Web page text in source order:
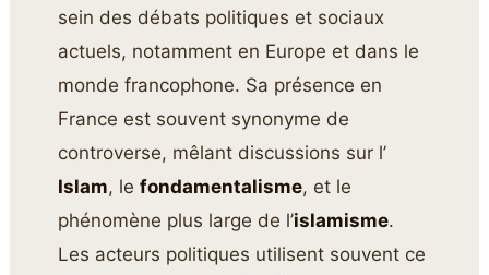
sein des débats politiques et sociaux
actuels, notamment en Europe et dans le
monde francophone. Sa présence en
France est souvent synonyme de
controverse, mêlant discussions sur l’
Islam, lefondamentalisme, et le
phénomène plus large de l’islamisme.
Les acteurs politiques utilisent souvent ce